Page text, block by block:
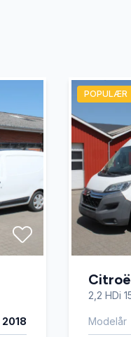
2018
POPULÆR
2,2 HDi
Modelår